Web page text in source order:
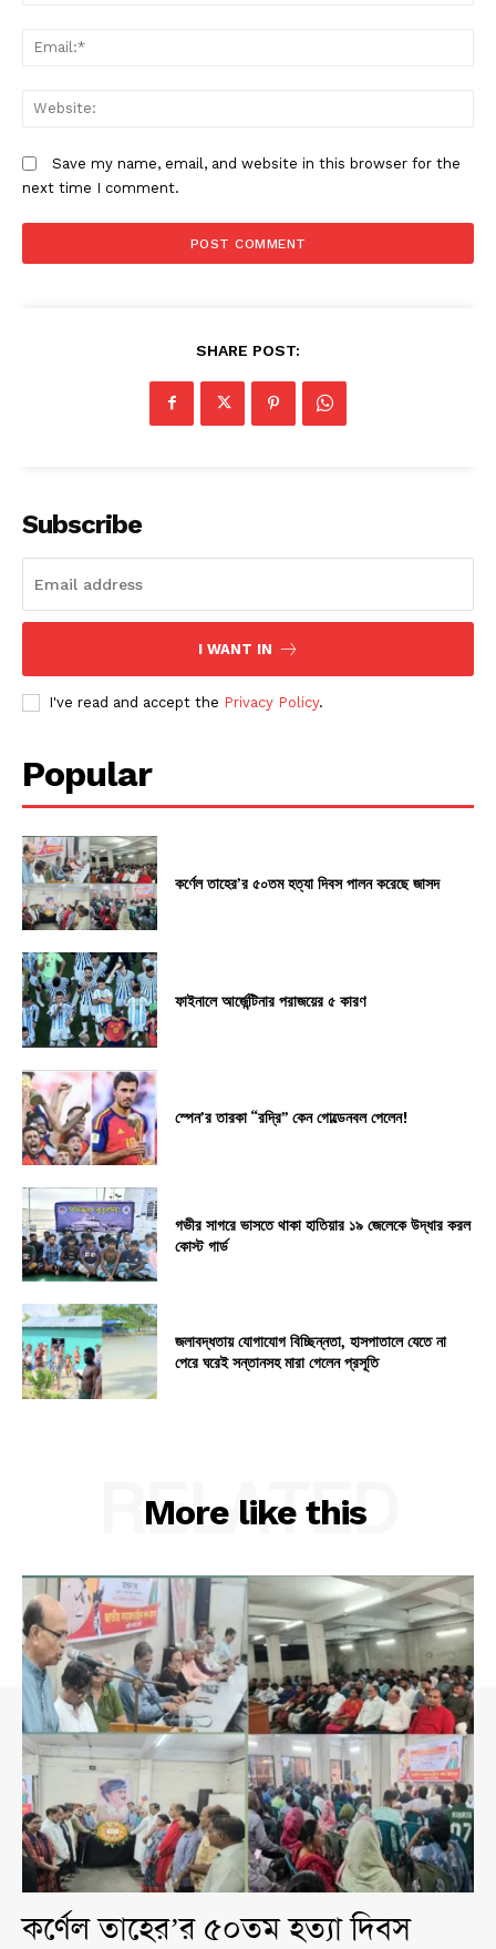
Save my name, email, and website in this browser for the
next time I comment.
SHARE POST:
Subscribe
I WANT IN
I've read and accept the Privacy Policy.
Popular
কর্ণেল তাহের’র ৫০তম হত্যা দিবস পালন করেছে জাসদ
ফাইনালে আর্জেন্টিনার পরাজয়ের ৫ কারণ
স্পেন’র তারকা “রদ্রি” কেন গোল্ডেনবল পেলেন!
গভীর সাগরে ভাসতে থাকা হাতিয়ার ১৯ জেলেকে উদ্ধার করল
কোস্ট গার্ড
জলাবদ্ধতায় যোগাযোগ বিচ্ছিন্নতা, হাসপাতালে যেতে না
পেরে ঘরেই সন্তানসহ মারা গেলেন প্রসূতি
More like this
RELATED
কর্ণেল তাহের’র ৫০তম হত্যা দিবস